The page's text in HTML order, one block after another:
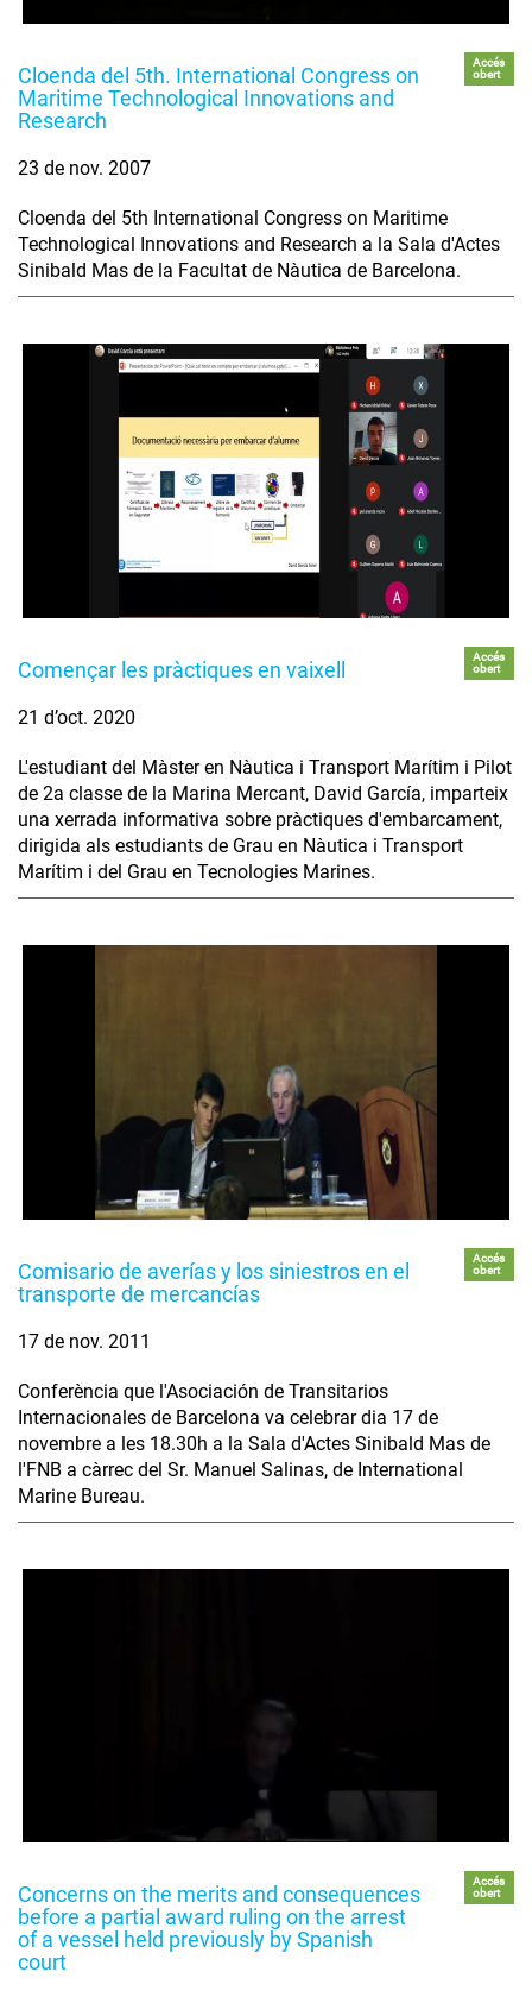
Cloenda del 5th. International Congress on
Maritime Technological Innovations and
Research
Accés
obert
23 de nov. 2007
Cloenda del 5th International Congress on Maritime
Technological Innovations and Research a la Sala d'Actes
Sinibald Mas de la Facultat de Nàutica de Barcelona.
Començar les pràctiques en vaixell
Accés
obert
21 d’oct. 2020
L'estudiant del Màster en Nàutica i Transport Marítim i Pilot
de 2a classe de la Marina Mercant, David García, imparteix
una xerrada informativa sobre pràctiques d'embarcament,
dirigida als estudiants de Grau en Nàutica i Transport
Marítim i del Grau en Tecnologies Marines.
Comisario de averías y los siniestros en el
transporte de mercancías
Accés
obert
17 de nov. 2011
Conferència que l'Asociación de Transitarios
Internacionales de Barcelona va celebrar dia 17 de
novembre a les 18.30h a la Sala d'Actes Sinibald Mas de
l'FNB a càrrec del Sr. Manuel Salinas, de International
Marine Bureau.
Concerns on the merits and consequences
before a partial award ruling on the arrest
of a vessel held previously by Spanish
court
Accés
obert